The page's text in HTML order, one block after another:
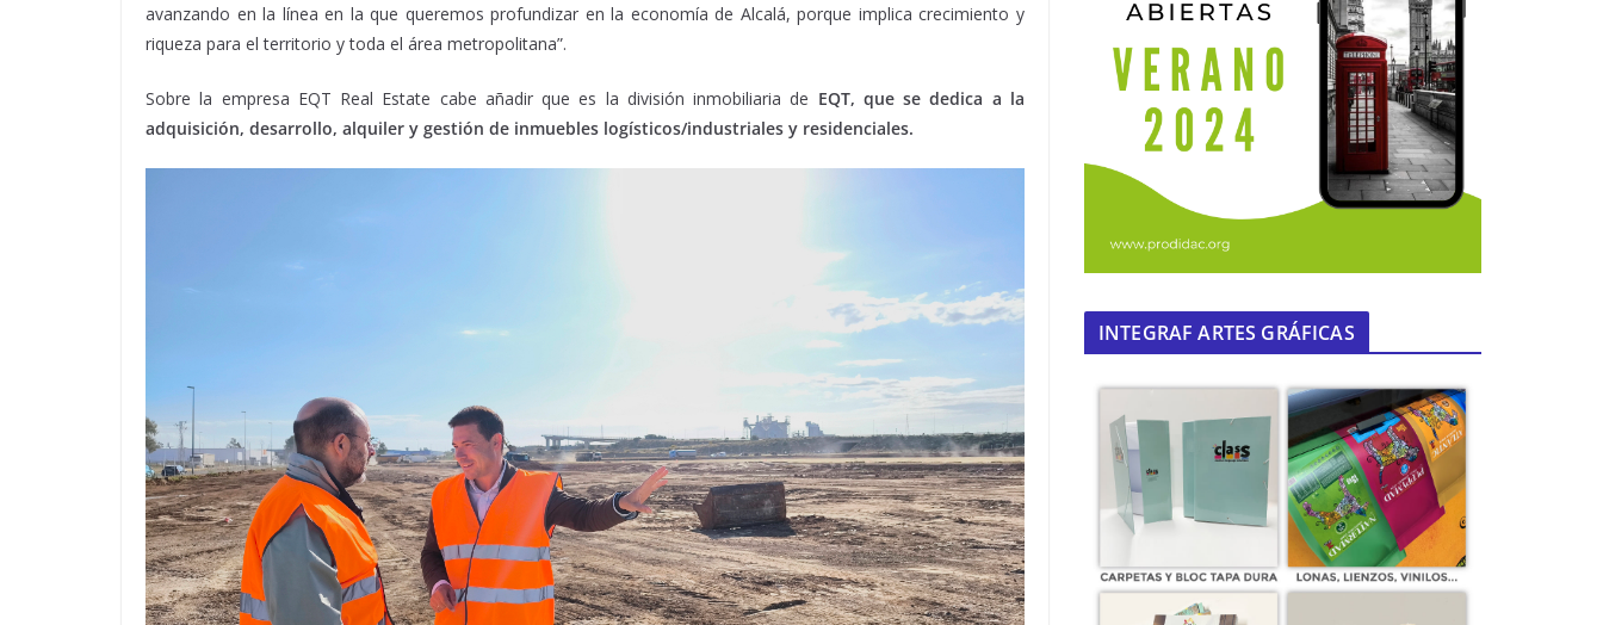
avanzando en la línea en la que queremos profundizar en la economía de Alcalá, porque implica crecimiento y
riqueza para el territorio y toda el área metropolitana”.
Sobre la empresa EQT Real Estate cabe añadir que es la división inmobiliaria de EQT, que se dedica a la
adquisición, desarrollo, alquiler y gestión de inmuebles logísticos/industriales y residenciales.
INTEGRAF ARTES GRÁFICAS